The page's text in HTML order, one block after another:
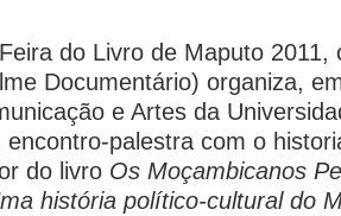
do Livro de Maputo 2011,
Documentário) organiza,
e Artes da
encontro-palestra com o
do livro Os Moçambicanos
história político-cultural do